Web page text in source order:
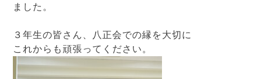
ました。
３年生の皆さん、八正会での縁を大切に
これからも頑張ってください。